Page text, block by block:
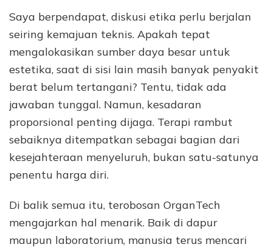
Saya berpendapat, diskusi etika perlu berjalan
seiring kemajuan teknis. Apakah tepat
mengalokasikan sumber daya besar untuk
estetika, saat di sisi lain masih banyak penyakit
berat belum tertangani? Tentu, tidak ada
jawaban tunggal. Namun, kesadaran
proporsional penting dijaga. Terapi rambut
sebaiknya ditempatkan sebagai bagian dari
kesejahteraan menyeluruh, bukan satu-satunya
penentu harga diri.
Di balik semua itu, terobosan OrganTech
mengajarkan hal menarik. Baik di dapur
maupun laboratorium, manusia terus mencari